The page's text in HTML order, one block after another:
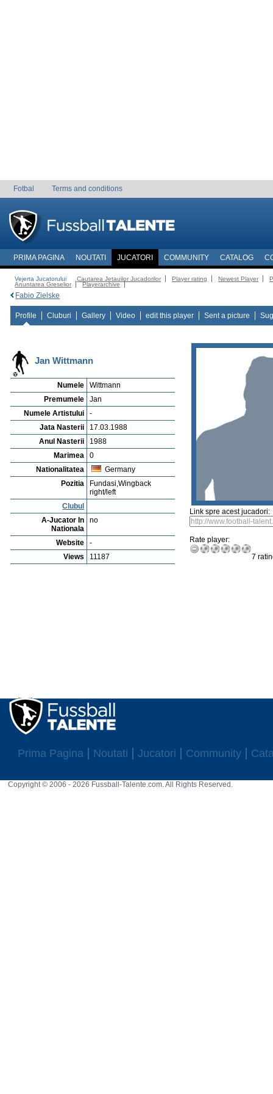
Fotbal Terms and conditions
PRIMA PAGINA NOUTATI JUCATORI COMMUNITY CATALOG
Vejerta Jucatorului Cautarea Jetauilor Jucadorilor Player rating Newest Player
Anuntarea Greselior
Playerarchive
Fabio Zielske
Profile Cluburi Gallery Video edit this player Sent a picture
Jan Wittmann
Numele
Wittmann
Premumele
Jan
Numele Artistului
-
Jata Nasterii
17.03.1988
Anul Nasterii
1988
Marimea
0
Nationalitatea
Germany
Pozitia
Fundasi,Wingback
right/left
Clubul
A-Jucator In
Nationala
no
Website
-
Views
11187
Link spre acest jucadori:
Rate player:
7
Prima Pagina Noutati Jucatori Community
Copyright © 2006 - 2026 Fussball-Talente.com. All Rights Reserved.